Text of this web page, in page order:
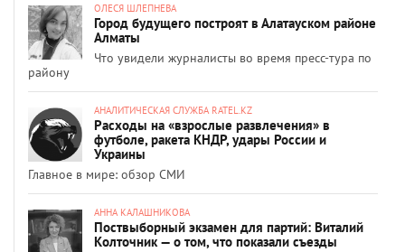
ОЛЕСЯ ШЛЕПНЕВА
Город будущего построят в Алатауском районе
Алматы
Что увидели журналисты во время пресс-тура по
району
АНАЛИТИЧЕСКАЯ СЛУЖБА RATEL.KZ
Расходы на «взрослые развлечения» в
футболе, ракета КНДР, удары России и
Украины
Главное в мире: обзор СМИ
АННА КАЛАШНИКОВА
Поствыборный экзамен для партий: Виталий
Колточник — о том, что показали съезды